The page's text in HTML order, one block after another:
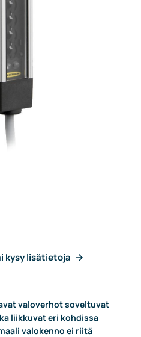
kysy lisätietoja
valoverhot soveltuvat
liikkuvat eri kohdissa
valokenno ei riitä